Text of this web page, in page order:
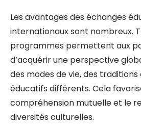
Les avantages des échanges
internationaux sont nombreux.
programmes permettent aux
d’acquérir une perspective
des modes de vie, des
éducatifs différents. Cela
compréhension mutuelle et le
diversités culturelles.